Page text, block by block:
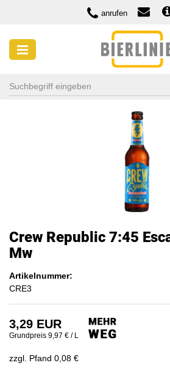
anrufen
Crew Republic 7:45
Mw
Artikelnummer:
CRE3
3,29 EUR
Grundpreis 9,97 € / L
zzgl. Pfand 0,08 €